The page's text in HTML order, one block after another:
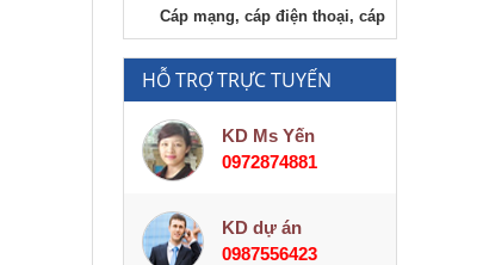
Cáp mạng, cáp điện thoại, cáp
viễn thông
HỖ TRỢ TRỰC TUYẾN
KD Ms Yến
0972874881
KD dự án
0987556423